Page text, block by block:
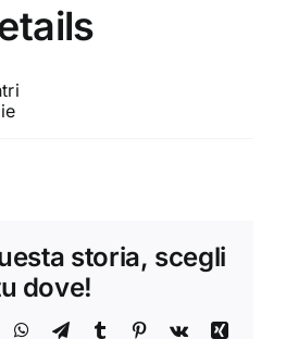
storia, scegli
dove!
WhatsApp
TelegramTumblr Pinterest
Vk
Xing